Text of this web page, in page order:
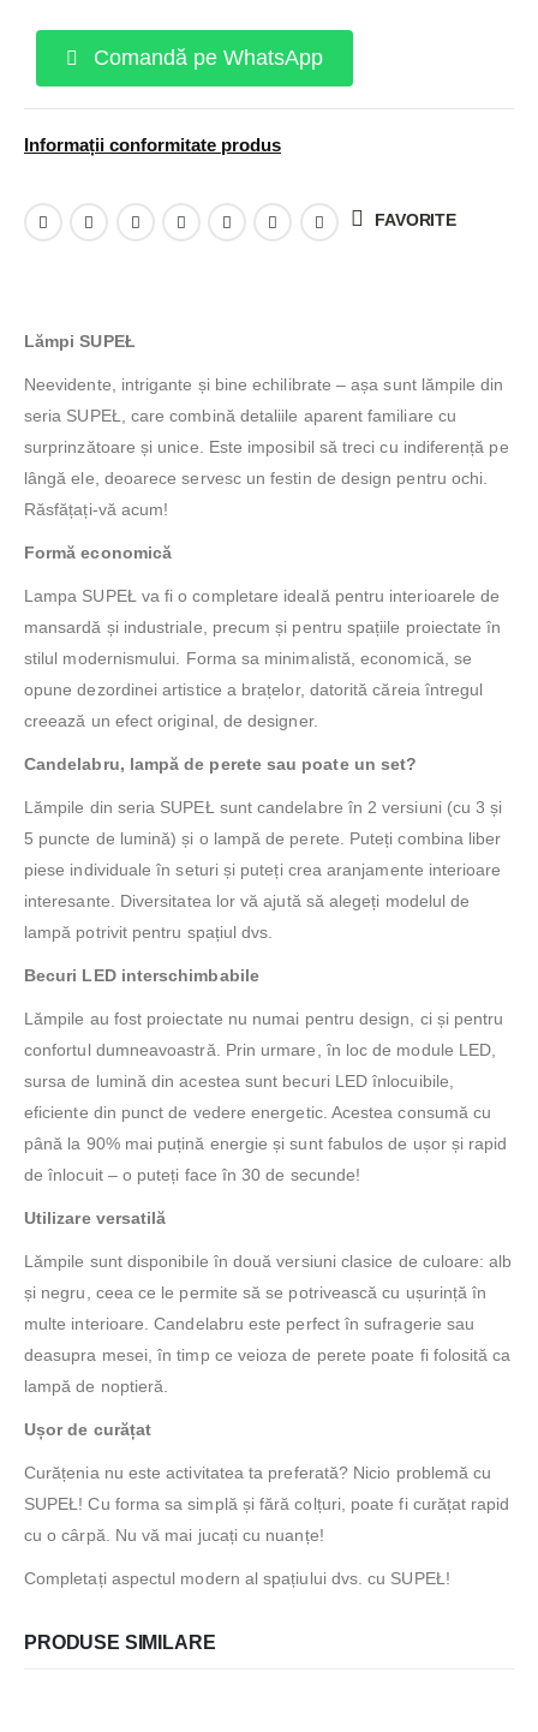
Comandă pe WhatsApp
Informații conformitate produs
FAVORITE
Lămpi SUPEŁ
Neevidente, intrigante și bine echilibrate – așa sunt lămpile din
seria SUPEŁ, care combină detaliile aparent familiare cu
surprinzătoare și unice. Este imposibil să treci cu indiferență pe
lângă ele, deoarece servesc un festin de design pentru ochi.
Răsfățați-vă acum!
Formă economică
Lampa SUPEŁ va fi o completare ideală pentru interioarele de
mansardă și industriale, precum și pentru spațiile proiectate în
stilul modernismului. Forma sa minimalistă, economică, se
opune dezordinei artistice a brațelor, datorită căreia întregul
creează un efect original, de designer.
Candelabru, lampă de perete sau poate un set?
Lămpile din seria SUPEŁ sunt candelabre în 2 versiuni (cu 3 și
5 puncte de lumină) și o lampă de perete. Puteți combina liber
piese individuale în seturi și puteți crea aranjamente interioare
interesante. Diversitatea lor vă ajută să alegeți modelul de
lampă potrivit pentru spațiul dvs.
Becuri LED interschimbabile
Lămpile au fost proiectate nu numai pentru design, ci și pentru
confortul dumneavoastră. Prin urmare, în loc de module LED,
sursa de lumină din acestea sunt becuri LED înlocuibile,
eficiente din punct de vedere energetic. Acestea consumă cu
până la 90% mai puțină energie și sunt fabulos de ușor și rapid
de înlocuit – o puteți face în 30 de secunde!
Utilizare versatilă
Lămpile sunt disponibile în două versiuni clasice de culoare: alb
și negru, ceea ce le permite să se potrivească cu ușurință în
multe interioare. Candelabru este perfect în sufragerie sau
deasupra mesei, în timp ce veioza de perete poate fi folosită ca
lampă de noptieră.
Ușor de curățat
Curățenia nu este activitatea ta preferată? Nicio problemă cu
SUPEŁ! Cu forma sa simplă și fără colțuri, poate fi curățat rapid
cu o cârpă. Nu vă mai jucați cu nuanțe!
Completați aspectul modern al spațiului dvs. cu SUPEŁ!
PRODUSE SIMILARE